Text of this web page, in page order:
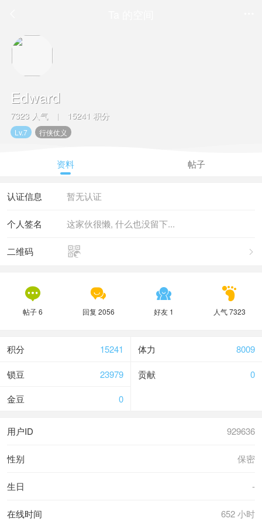
Edward
7323 人气 | 15241 积分
Lv.7 行侠仗义
资料 帖子
暂无认证
认证信息
这家伙很懒, 什么也没留下...
个人签名


二维码

帖子 6

回复 2056

好友 1

人气 7323
15241
积分 8009
体力
23979
锁豆 0
贡献
0
金豆
929636
用户ID
保密
性别
-
生日
652 小时
在线时间